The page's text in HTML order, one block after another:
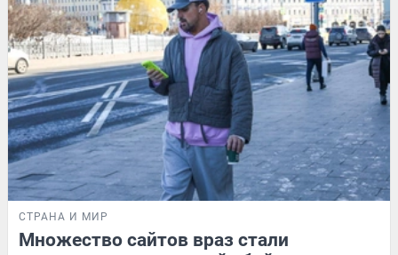
СТРАНА И МИР
Множество сайтов враз стали